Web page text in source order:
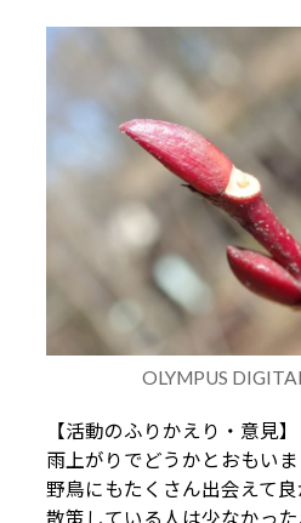
OLYMPUS
【活動のふりかえり・意見】
雨上がりでどうかとおもい
野鳥にもたくさん出会えて良
散策している人は少なかった